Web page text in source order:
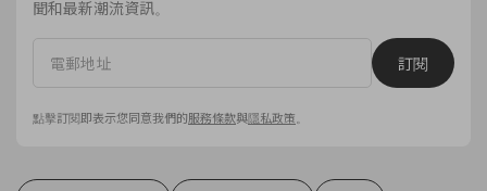
聞和最新潮流資訊。
訂閱
點擊訂閱即表示您同意我們的服務條款與隱私政策